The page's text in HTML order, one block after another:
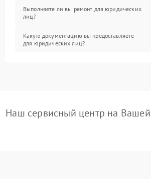
Выполняете ли вы ремонт для юридических
лиц?
Какую документацию вы предоставляете
для юридических лиц?
Наш сервисный центр на